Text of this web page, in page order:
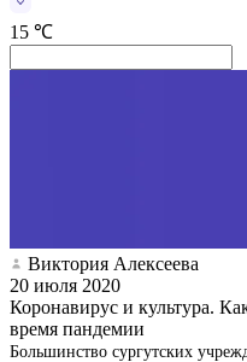
15 ℃
Виктория Алексеева
20 июля 2020
Коронавирус и культура.
время пандемии
Большинство сургутских